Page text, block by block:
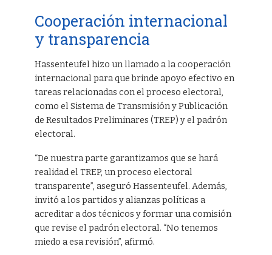
Cooperación internacional
y transparencia
Hassenteufel hizo un llamado a la cooperación
internacional para que brinde apoyo efectivo en
tareas relacionadas con el proceso electoral,
como el Sistema de Transmisión y Publicación
de Resultados Preliminares (TREP) y el padrón
electoral.
“De nuestra parte garantizamos que se hará
realidad el TREP, un proceso electoral
transparente”, aseguró Hassenteufel. Además,
invitó a los partidos y alianzas políticas a
acreditar a dos técnicos y formar una comisión
que revise el padrón electoral. “No tenemos
miedo a esa revisión”, afirmó.